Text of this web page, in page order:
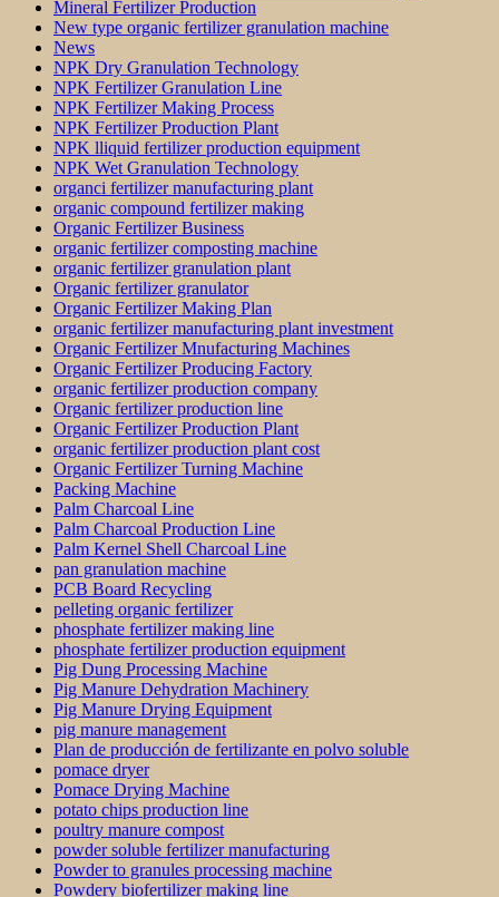
Mineral Fertilizer Production
New type organic fertilizer granulation machine
News
NPK Dry Granulation Technology
NPK Fertilizer Granulation Line
NPK Fertilizer Making Process
NPK Fertilizer Production Plant
NPK lliquid fertilizer production equipment
NPK Wet Granulation Technology
organci fertilizer manufacturing plant
organic compound fertilizer making
Organic Fertilizer Business
organic fertilizer composting machine
organic fertilizer granulation plant
Organic fertilizer granulator
Organic Fertilizer Making Plan
organic fertilizer manufacturing plant investment
Organic Fertilizer Mnufacturing Machines
Organic Fertilizer Producing Factory
organic fertilizer production company
Organic fertilizer production line
Organic Fertilizer Production Plant
organic fertilizer production plant cost
Organic Fertilizer Turning Machine
Packing Machine
Palm Charcoal Line
Palm Charcoal Production Line
Palm Kernel Shell Charcoal Line
pan granulation machine
PCB Board Recycling
pelleting organic fertilizer
phosphate fertilizer making line
phosphate fertilizer production equipment
Pig Dung Processing Machine
Pig Manure Dehydration Machinery
Pig Manure Drying Equipment
pig manure management
Plan de producción de fertilizante en polvo soluble
pomace dryer
Pomace Drying Machine
potato chips production line
poultry manure compost
powder soluble fertilizer manufacturing
Powder to granules processing machine
Powdery biofertilizer making line